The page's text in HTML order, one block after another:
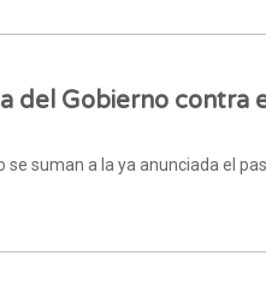
del Gobierno contra
se suman a la ya anunciada el